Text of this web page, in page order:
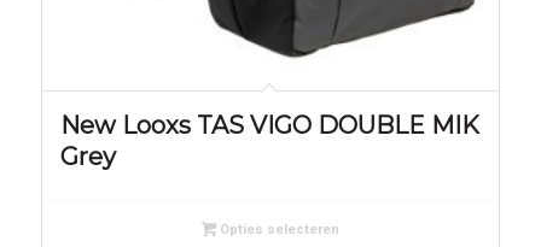
New Looxs TAS VIGO DOUBLE MIK
Grey
Opties selecteren